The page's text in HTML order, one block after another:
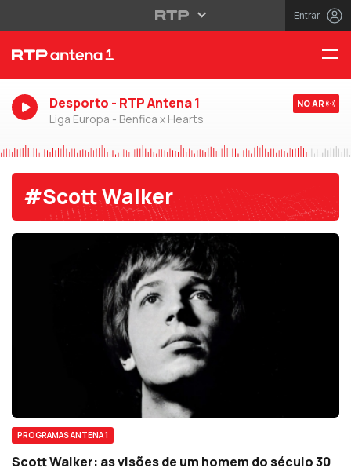
Entrar
Desporto - RTP Antena 1
Liga Europa - Benfica x Hearts
NO AR
#Scott Walker
PROGRAMAS ANTENA 1
Scott Walker: as visões de um homem do século 30